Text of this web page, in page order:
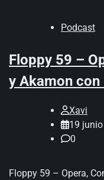
Podcast
Floppy 59 –
y Akamon con
Xavi
19
0
Floppy 59 – Opera,